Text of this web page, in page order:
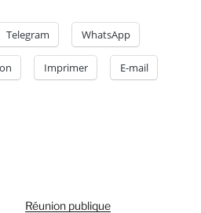
Telegram WhatsApp
Imprimer E-mail
Réunion publique